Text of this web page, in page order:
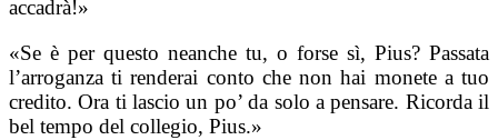
accadrà!»
«Se è per questo neanche tu, o forse sì, Pius? Passata
l’arroganza ti renderai conto che non hai monete a tuo
credito. Ora ti lascio un po’ da solo a pensare. Ricorda il
bel tempo del collegio, Pius.»